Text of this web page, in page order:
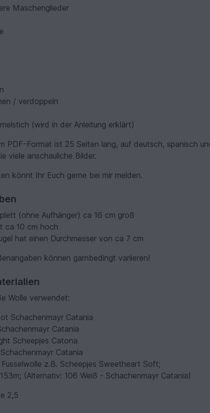
Maschenglieder
/ verdoppeln
(wird in der Anleitung erklärt)
PDF-Format ist 25 Seiten lang, auf deutsch, spanisch
viele anschauliche Bilder.
könnt Ihr Euch gerne bei mir melden.
(ohne Aufhänger) ca 16 cm groß
ca 10 cm hoch
hat einen Durchmesser von ca 7 cm
können garnbedingt variieren!
Wolle verwendet:
Schachenmayr Catania
Catania
Scheepjes Catona
Catania
z.B. Scheepjes Sweetheart Soft;
(Alternativ: 106 Weiß - Schachenmayr Catania)
2,5